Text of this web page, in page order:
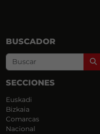
BUSCADOR
SECCIONES
Euskadi
Bizkaia
Comarcas
Nacional